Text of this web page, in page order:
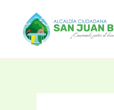
contenido
por: